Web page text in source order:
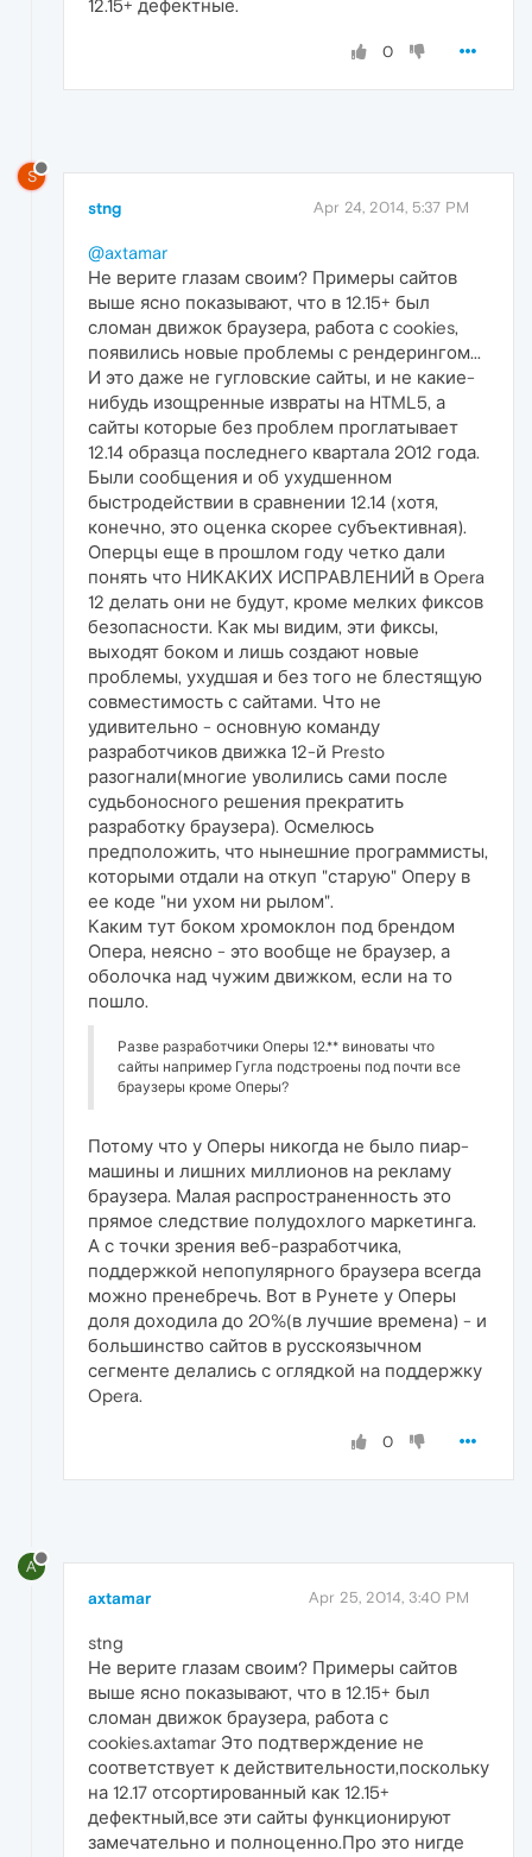
12.15+ дефектные.
0
S
stng Apr 24, 2014, 5:37 PM
@axtamar
Не верите глазам своим? Примеры сайтов
выше ясно показывают, что в 12.15+ был
сломан движок браузера, работа с cookies,
появились новые проблемы с рендерингом...
И это даже не гугловские сайты, и не какие-
нибудь изощренные извраты на HTML5, а
сайты которые без проблем проглатывает
12.14 образца последнего квартала 2012 года.
Были сообщения и об ухудшенном
быстродействии в сравнении 12.14 (хотя,
конечно, это оценка скорее субъективная).
Оперцы еще в прошлом году четко дали
понять что НИКАКИХ ИСПРАВЛЕНИЙ в Opera
12 делать они не будут, кроме мелких фиксов
безопасности. Как мы видим, эти фиксы,
выходят боком и лишь создают новые
проблемы, ухудшая и без того не блестящую
совместимость с сайтами. Что не
удивительно - основную команду
разработчиков движка 12-й Presto
разогнали(многие уволились сами после
судьбоносного решения прекратить
разработку браузера). Осмелюсь
предположить, что нынешние программисты,
которыми отдали на откуп "старую" Оперу в
ее коде "ни ухом ни рылом".
Каким тут боком хромоклон под брендом
Опера, неясно - это вообще не браузер, а
оболочка над чужим движком, если на то
пошло.
Разве разработчики Оперы 12.** виноваты что
сайты например Гугла подстроены под почти все
браузеры кроме Оперы?
Потому что у Оперы никогда не было пиар-
машины и лишних миллионов на рекламу
браузера. Малая распространенность это
прямое следствие полудохлого маркетинга.
А с точки зрения веб-разработчика,
поддержкой непопулярного браузера всегда
можно пренебречь. Вот в Рунете у Оперы
доля доходила до 20%(в лучшие времена) - и
большинство сайтов в русскоязычном
сегменте делались с оглядкой на поддержку
Opera.
0
A
axtamar Apr 25, 2014, 3:40 PM
stng
Не верите глазам своим? Примеры сайтов
выше ясно показывают, что в 12.15+ был
сломан движок браузера, работа с
cookies.axtamar Это подтверждение не
соответствует к действительности,поскольку
на 12.17 отсортированный как 12.15+
дефектный,все эти сайты функционируют
замечательно и полноценно.Про это нигде